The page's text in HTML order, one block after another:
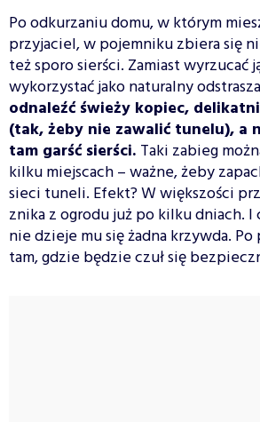
Po odkurzaniu domu, w którym
przyjaciel, w pojemniku zbiera się
też sporo sierści. Zamiast wyrzucać
wykorzystać jako naturalny
odnaleźć świeży kopiec,
(tak, żeby nie zawalić tunelu), a
tam garść sierści. Taki zabieg
kilku miejscach – ważne, żeby
sieci tuneli. Efekt? W większości
znika z ogrodu już po kilku dniach. I
nie dzieje mu się żadna krzywda.
tam, gdzie będzie czuł się